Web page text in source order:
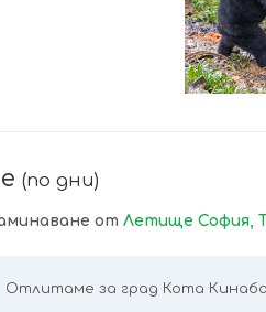
(по дни)
от Летище София,
Отлитаме за град Кота